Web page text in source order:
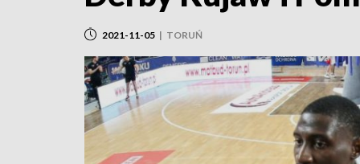
2021-11-05 | TORUŃ